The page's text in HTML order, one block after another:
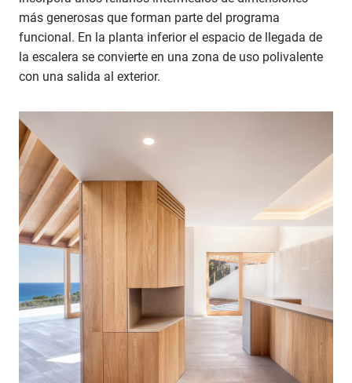
más generosas que forman parte del programa
funcional. En la planta inferior el espacio de llegada de
la escalera se convierte en una zona de uso polivalente
con una salida al exterior.